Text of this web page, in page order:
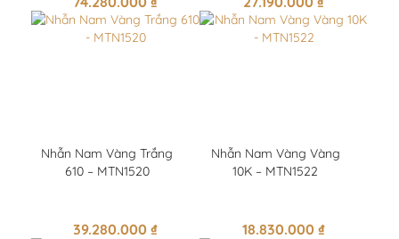
Nhẫn Nam Vàng Trắng
610 – MTN1520
39.280.000 ₫
Nhẫn Nam Vàng Vàng
10K – MTN1522
18.830.000 ₫